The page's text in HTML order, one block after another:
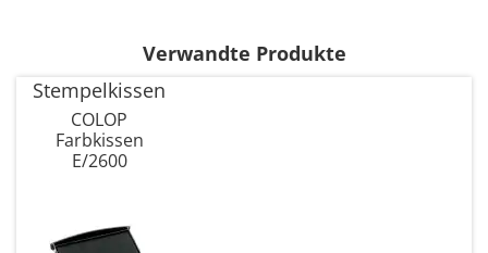
Verwandte Produkte
Stempelkissen
COLOP
Farbkissen
E/2600